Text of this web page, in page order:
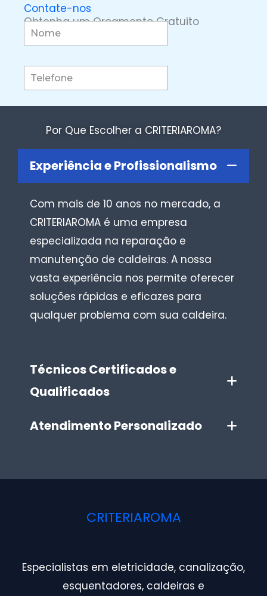
Contate-nos
Obtenha um Orçamento Gratuito
Por Que Escolher a CRITERIAROMA?
Experiência e Profissionalismo
Com mais de 10 anos no mercado, a
CRITERIAROMA é uma empresa
especializada na reparação e
manutenção de caldeiras. A nossa
vasta experiência nos permite oferecer
soluções rápidas e eficazes para
qualquer problema com sua caldeira.
Técnicos Certificados e
Qualificados
Atendimento Personalizado
CRITERIAROMA
Especialistas em eletricidade, canalização,
esquentadores, caldeiras e